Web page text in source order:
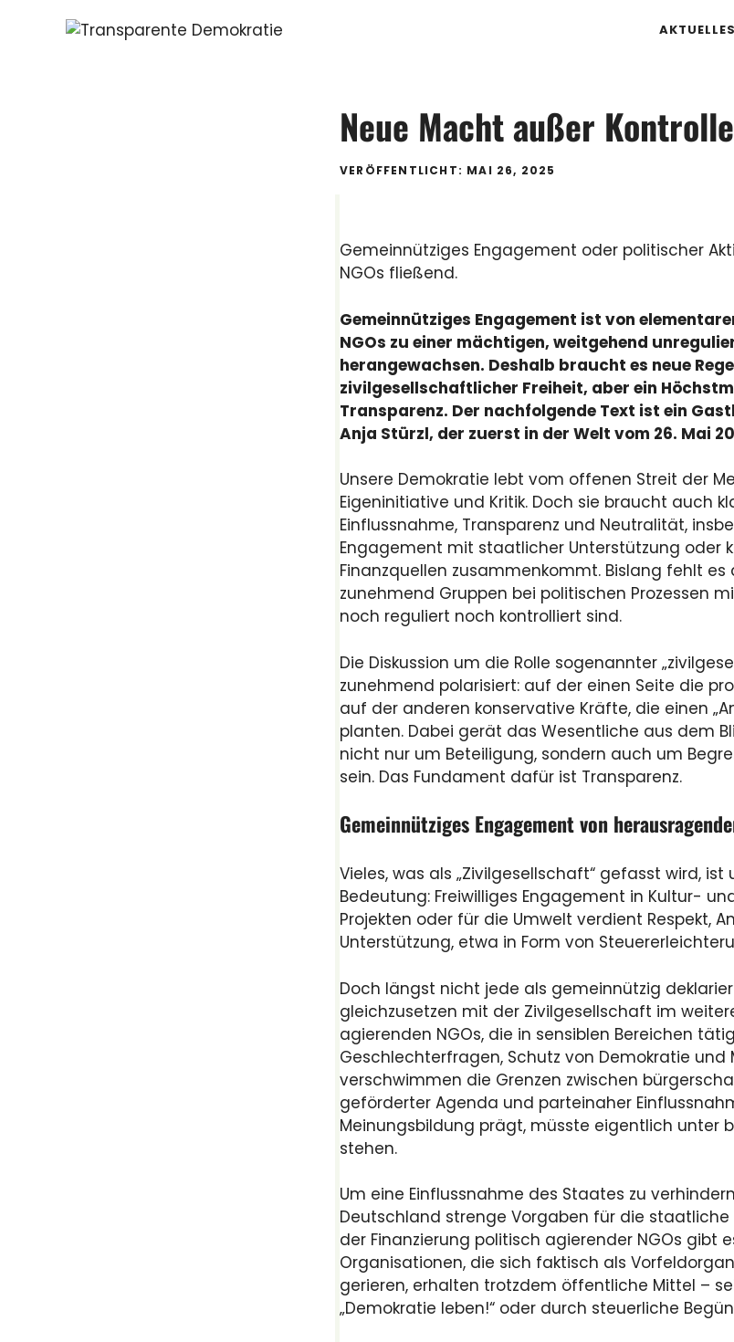
AKTUELLES
Neue Macht außer Kontrolle
VERÖFFENTLICHT: MAI 26, 2025
Gemeinnütziges Engagement oder politischer
NGOs fließend.
Gemeinnütziges Engagement ist von
NGOs zu einer mächtigen, weitgehend
herangewachsen. Deshalb braucht es neue
zivilgesellschaftlicher Freiheit, aber ein
Transparenz. Der nachfolgende Text ist ein
Anja Stürzl, der zuerst in der Welt vom 26. Mai
Unsere Demokratie lebt vom offenen Streit der
Eigeninitiative und Kritik. Doch sie braucht auch
Einflussnahme, Transparenz und Neutralität,
Engagement mit staatlicher Unterstützung oder
Finanzquellen zusammenkommt. Bislang fehlt
zunehmend Gruppen bei politischen Prozessen
noch reguliert noch kontrolliert sind.
Die Diskussion um die Rolle sogenannter
zunehmend polarisiert: auf der einen Seite die
auf der anderen konservative Kräfte, die einen
planten. Dabei gerät das Wesentliche aus dem
nicht nur um Beteiligung, sondern auch um
sein. Das Fundament dafür ist Transparenz.
Gemeinnütziges Engagement von
Vieles, was als „Zivilgesellschaft“ gefasst wird,
Bedeutung: Freiwilliges Engagement in Kultur-
Projekten oder für die Umwelt verdient Respekt,
Unterstützung, etwa in Form von
Doch längst nicht jede als gemeinnützig
gleichzusetzen mit der Zivilgesellschaft im
agierenden NGOs, die in sensiblen Bereichen
Geschlechterfragen, Schutz von Demokratie und
verschwimmen die Grenzen zwischen
geförderter Agenda und parteinaher
Meinungsbildung prägt, müsste eigentlich unter
stehen.
Um eine Einflussnahme des Staates zu
Deutschland strenge Vorgaben für die staatliche
der Finanzierung politisch agierender NGOs gibt
Organisationen, die sich faktisch als
gerieren, erhalten trotzdem öffentliche Mittel –
„Demokratie leben!“ oder durch steuerliche